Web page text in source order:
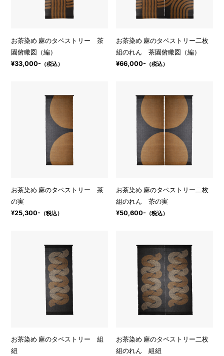
お茶染め 麻のタペストリー 茶
園俯瞰図（編）
¥33,000- （税込）
お茶染め 麻のタペストリー二枚
組のれん 茶園俯瞰図（編）
¥66,000- （税込）
お茶染め 麻のタペストリー 茶
の実
¥25,300- （税込）
お茶染め 麻のタペストリー二枚
組のれん 茶の実
¥50,600- （税込）
お茶染め 麻のタペストリー 組
紐
お茶染め 麻のタペストリー二枚
組のれん 組紐